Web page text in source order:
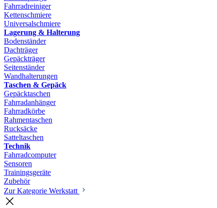
Fahrradreiniger
Kettenschmiere
Universalschmiere
Lagerung & Halterung
Bodenständer
Dachträger
Gepäckträger
Seitenständer
Wandhalterungen
Taschen & Gepäck
Gepäcktaschen
Fahrradanhänger
Fahrradkörbe
Rahmentaschen
Rucksäcke
Satteltaschen
Technik
Fahrradcomputer
Sensoren
Trainingsgeräte
Zubehör
Zur Kategorie Werkstatt